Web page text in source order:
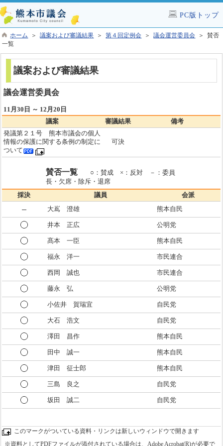
PC版トップ
ホーム ＞議案および審議結果 ＞第４回定例会 ＞議会運営委員会 ＞ 賛否
一覧
議案および審議結果
議会運営委員会
11月30日 ～ 12月20日
議案
審議結果
備考
発議第２１号 熊本市議会の個人
情報の保護に関する条例の制定に
ついて
可決
賛否一覧
○：賛成 ×：反対 －：委員
長・欠席・除斥・退席
採決 議員
会派
大嶌 澄雄
熊本自民
井本 正広 公明党
髙本 一臣 熊本自民
福永 洋一 市民連合
西岡 誠也 市民連合
藤永 弘 公明党
小佐井 賀瑞宜 自民党
大石 浩文 自民党
澤田 昌作 熊本自民
田中 誠一 熊本自民
津田 征士郎 熊本自民
三島 良之 自民党
坂田 誠二 自民党
このマークがついている資料・リンクは新しいウィンドウで開きます
※資料としてPDFファイルが添付されている場合は、Adobe Acrobat(R)が必要で